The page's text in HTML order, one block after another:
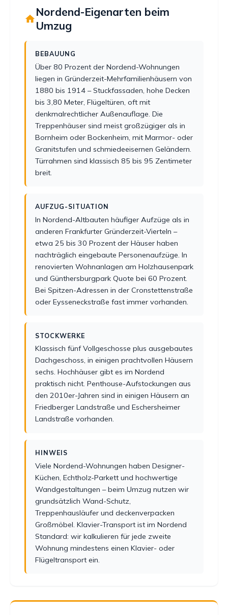
Nordend-Eigenarten beim
Umzug
BEBAUUNG
Über 80 Prozent der Nordend-Wohnungen
liegen in Gründerzeit-Mehrfamilienhäusern von
1880 bis 1914 – Stuckfassaden, hohe Decken
bis 3,80 Meter, Flügeltüren, oft mit
denkmalrechtlicher Außenauflage. Die
Treppenhäuser sind meist großzügiger als in
Bornheim oder Bockenheim, mit Marmor- oder
Granitstufen und schmiedeeisernen Geländern.
Türrahmen sind klassisch 85 bis 95 Zentimeter
breit.
AUFZUG-SITUATION
In Nordend-Altbauten häufiger Aufzüge als in
anderen Frankfurter Gründerzeit-Vierteln –
etwa 25 bis 30 Prozent der Häuser haben
nachträglich eingebaute Personenaufzüge. In
renovierten Wohnanlagen am Holzhausenpark
und Günthersburgpark Quote bei 60 Prozent.
Bei Spitzen-Adressen in der Cronstettenstraße
oder Eysseneckstraße fast immer vorhanden.
STOCKWERKE
Klassisch fünf Vollgeschosse plus ausgebautes
Dachgeschoss, in einigen prachtvollen Häusern
sechs. Hochhäuser gibt es im Nordend
praktisch nicht. Penthouse-Aufstockungen aus
den 2010er-Jahren sind in einigen Häusern an
Friedberger Landstraße und Eschersheimer
Landstraße vorhanden.
HINWEIS
Viele Nordend-Wohnungen haben Designer-
Küchen, Echtholz-Parkett und hochwertige
Wandgestaltungen – beim Umzug nutzen wir
grundsätzlich Wand-Schutz,
Treppenhausläufer und deckenverpacken
Großmöbel. Klavier-Transport ist im Nordend
Standard: wir kalkulieren für jede zweite
Wohnung mindestens einen Klavier- oder
Flügeltransport ein.